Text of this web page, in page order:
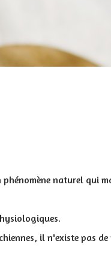
phénomène naturel qui
il n'existe pas